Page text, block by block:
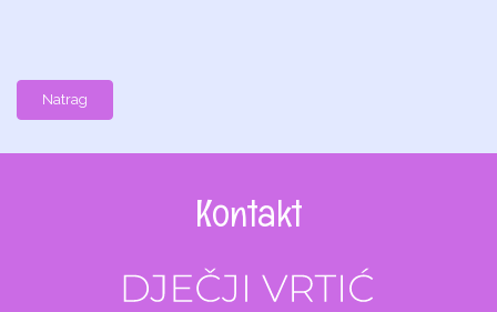
Natrag
Kontakt